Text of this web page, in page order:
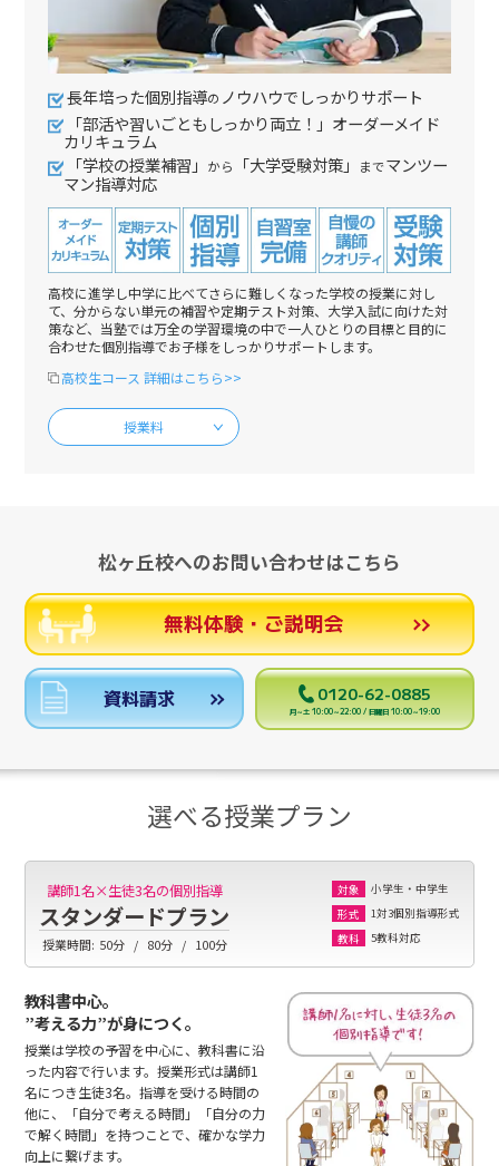
長年培った個別指導の ノウハウでしっかりサポート
「部活や習いごともしっかり両立！」オーダーメイド
カリキュラム
「学校の授業補習」
から 「大学受験対策」 までマンツー
マン指導対応
高校に進学し中学に比べてさらに難しくなった学校の授業に対し
て、分からない単元の補習や定期テスト対策、大学入試に向けた対
策など、当塾では万全の学習環境の中で一人ひとりの目標と目的に
合わせた個別指導でお子様をしっかりサポートします。
高校生コース 詳細はこちら>>
授業料
松ヶ丘校へのお問い合わせはこちら
無料体験・ご説明会
資料請求 0120-62-0885
月～土 10:00～22:00 / 日曜日 10:00～19:00
選べる授業プラン
講師1名×生徒3名の個別指導
スタンダードプラン
授業時間: 50分 80分 100分
対象
小学生・中学生
形式
1対3個別指導形式
教科
5教科対応
教科書中心。
”考える力”が身につく。
授業は学校の予習を中心に、教科書に沿
った内容で行います。授業形式は講師1
名につき生徒3名。指導を受ける時間の
他に、「自分で考える時間」「自分の力
で解く時間」を持つことで、確かな学力
向上に繋げます。